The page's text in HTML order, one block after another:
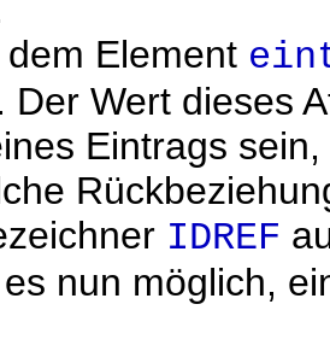
Element
Der Wert dieses
Eintrags
IDREF
nun möglich,